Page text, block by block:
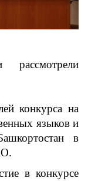
конкурса на
языков и
в
в конкурсе